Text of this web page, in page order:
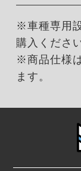
※車種専用
購入ください
※商品仕様
ます。